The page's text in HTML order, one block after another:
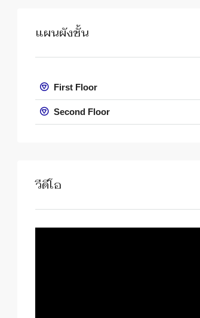
แผนผังชั้น
First Floor
Second Floor
วีดีโอ